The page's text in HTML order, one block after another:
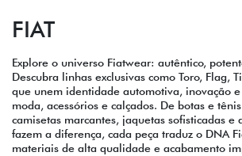
FIAT
Explore o universo Fiatwear: autêntico,
Descubra linhas exclusivas como Toro, Flag,
que unem identidade automotiva, inovação
moda, acessórios e calçados. De botas e
camisetas marcantes, jaquetas sofisticadas e
fazem a diferença, cada peça traduz o DNA
materiais de alta qualidade e acabamento